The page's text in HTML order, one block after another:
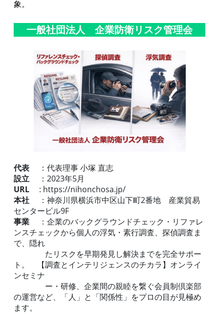
象。
一般社団法人 企業防衛リスク管理会
代表 ：代表理事 小塚 直志
設立 ：2023年5月
URL : https://nihonchosa.jp/
本社 ：神奈川県横浜市中区山下町2番地 産業貿易
センタービル9F
事業 ：企業のバックグラウンドチェック・リファレ
ンスチェックから個人の浮気・素行調査、探偵調査ま
で、隠れ
たリスクを早期発見し解決までを完全サポー
ト。 【調査とインテリジェンスのチカラ】オンライ
ンセミナ
ー・研修、企業間の親睦を繋ぐ会員制倶楽部
の運営など、「人」と「関係性」をプロの目が見極め
ます。